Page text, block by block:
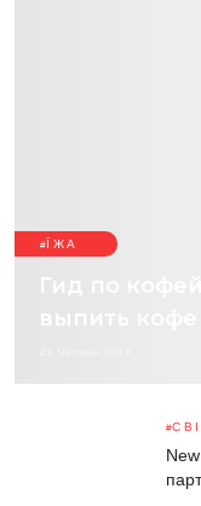
ЇЖА
Гид по
выпить кофе